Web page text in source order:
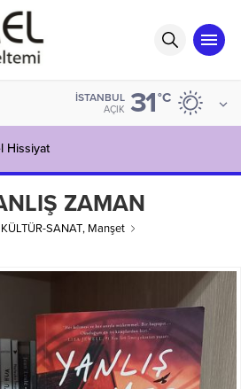
İSTANBUL
AÇIK 31°C
Hissiyat
ZAMAN
KÜLTÜR-SANAT, Manşet